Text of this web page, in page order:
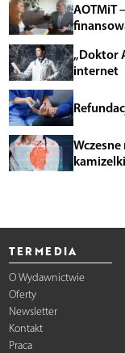
AOTMiT
„Doktor
internet
TERMEDIA
O Wydawnictwie
Oferty
Newsletter
Kontakt
Praca